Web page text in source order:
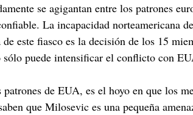
se agigantan entre los patrones
La incapacidad
este fiasco es la decisión de los 15
puede intensificar el conflicto con
de EUA, es el hoyo en que los
que Milosevic es una pequeña